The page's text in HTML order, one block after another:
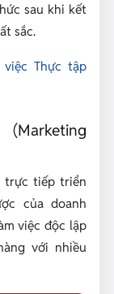
sau khi kết
sắc.
Thực tập
trực tiếp triển
của doanh
việc độc lập
với nhiều